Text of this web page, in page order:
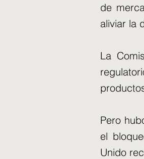
de
aliviar la
La
Pero
el
Unido